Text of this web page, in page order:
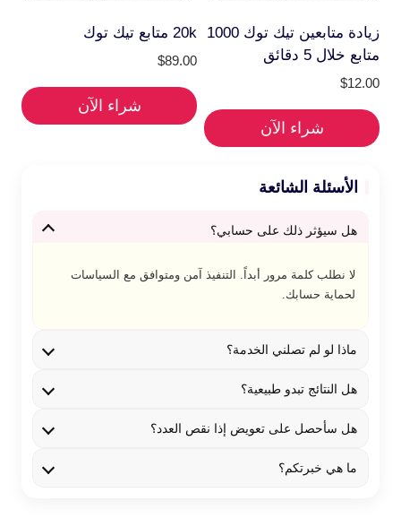
زيادة متابعين تيك توك 1000
متابع خلال 5 دقائق
$12.00
شراء الآن
20k متابع تيك توك
$89.00
شراء الآن
الأسئلة الشائعة
هل سيؤثر ذلك على حسابي؟
لا نطلب كلمة مرور أبداً. التنفيذ آمن ومتوافق مع السياسات
لحماية حسابك.
ماذا لو لم تصلني الخدمة؟
هل النتائج تبدو طبيعية؟
هل سأحصل على تعويض إذا نقص العدد؟
ما هي خبرتكم؟